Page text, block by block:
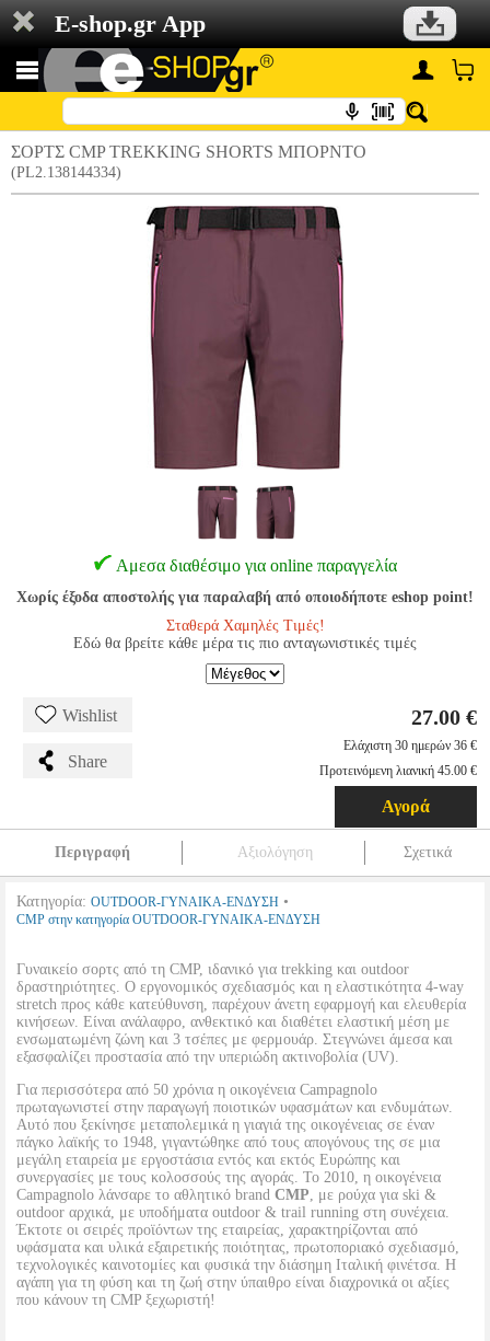
E-shop.gr App
ΣΟΡΤΣ CMP TREKKING SHORTS ΜΠΟΡΝΤΟ
(PL2.138144334)
Αμεσα διαθέσιμο για online παραγγελία
Χωρίς έξοδα αποστολής για παραλαβή από οποιοδήποτε eshop point!
Σταθερά Χαμηλές Τιμές!
Εδώ θα βρείτε κάθε μέρα τις πιο ανταγωνιστικές τιμές
Wishlist
Share
27.00 €
Ελάχιστη 30 ημερών 36 €
Προτεινόμενη λιανική 45.00 €
Αγορά
Περιγραφή Αξιολόγηση Σχετικά
Κατηγορία: OUTDOOR-ΓΥΝΑΙΚΑ-ΕΝΔΥΣΗ •
CMP στην κατηγορία OUTDOOR-ΓΥΝΑΙΚΑ-ΕΝΔΥΣΗ
Γυναικείο σορτς από τη CMP, ιδανικό για trekking και outdoor
δραστηριότητες. Ο εργονομικός σχεδιασμός και η ελαστικότητα 4-way
stretch προς κάθε κατεύθυνση, παρέχουν άνετη εφαρμογή και ελευθερία
κινήσεων. Είναι ανάλαφρο, ανθεκτικό και διαθέτει ελαστική μέση με
ενσωματωμένη ζώνη και 3 τσέπες με φερμουάρ. Στεγνώνει άμεσα και
εξασφαλίζει προστασία από την υπεριώδη ακτινοβολία (UV).
Για περισσότερα από 50 χρόνια η οικογένεια Campagnolo
πρωταγωνιστεί στην παραγωγή ποιοτικών υφασμάτων και ενδυμάτων.
Αυτό που ξεκίνησε μεταπολεμικά η γιαγιά της οικογένειας σε έναν
πάγκο λαϊκής το 1948, γιγαντώθηκε από τους απογόνους της σε μια
μεγάλη εταιρεία με εργοστάσια εντός και εκτός Ευρώπης και
συνεργασίες με τους κολοσσούς της αγοράς. Το 2010, η οικογένεια
Campagnolo λάνσαρε το αθλητικό brand CMP, με ρούχα για ski &
outdoor αρχικά, με υποδήματα outdoor & trail running στη συνέχεια.
Έκτοτε οι σειρές προϊόντων της εταιρείας, χαρακτηρίζονται από
υφάσματα και υλικά εξαιρετικής ποιότητας, πρωτοποριακό σχεδιασμό,
τεχνολογικές καινοτομίες και φυσικά την διάσημη Ιταλική φινέτσα. Η
αγάπη για τη φύση και τη ζωή στην ύπαιθρο είναι διαχρονικά οι αξίες
που κάνουν τη CMP ξεχωριστή!